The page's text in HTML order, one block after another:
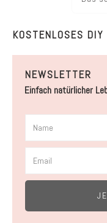
KOSTENLOSES DIY
NEWSLETTER
Einfach natürlicher